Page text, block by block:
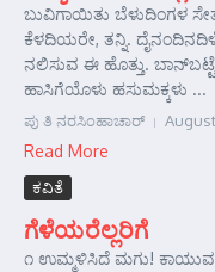
ಬುವಿಗಾಯಿತು ಬೆಳುದಿಂಗಳ
ಕೆಳದಿಯರೇ, ತನ್ನಿ.
ನಲಿಸುವ ಈ ಹೊತ್ತು.
ಹಾಸಿಗೆಯೊಳು ಹಸುಮಕ್ಕಳು ...
ಪು ತಿ ನರಸಿಂಹಾಚಾರ್
Read More
ಕವಿತೆ
ಗೆಳೆಯರೆಲ್ಲರಿಗೆ
೧ ಉಮ್ಮಳಿಸಿದೆ ಮಗು!